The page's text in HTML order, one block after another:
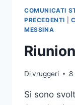
COMUNICATI
PRECEDENTI
MESSINA
Divruggeri 8
Si sono